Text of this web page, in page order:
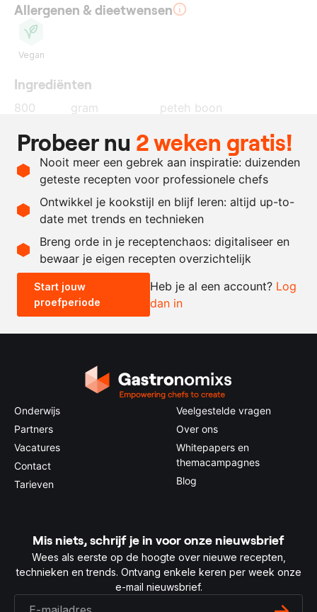
Allergenen & dieetwensen
Vegan
Ingrediënten
800 gram
peteh boon
4
%
zout
naar
zout
Recept omrekenen
- +
0.5x 1x 2x
Probeer nu 2 weken gratis!
Nooit meer een gebrek aan inspiratie: duizenden
geteste recepten voor professionele chefs
Ontwikkel je kookstijl en blijf leren: altijd up-to-
date met trends en technieken
Breng orde in je receptenchaos: digitaliseer en
bewaar je eigen recepten overzichtelijk
Start jouw
proefperiode
Heb je al een account? Log
dan in
Onderwijs
Partners
Vacatures
Contact
Tarieven
Veelgestelde vragen
Over ons
Whitepapers en
themacampagnes
Blog
Mis niets, schrijf je in voor onze nieuwsbrief
Wees als eerste op de hoogte over nieuwe recepten,
technieken en trends. Ontvang enkele keren per week onze
e-mail nieuwsbrief.